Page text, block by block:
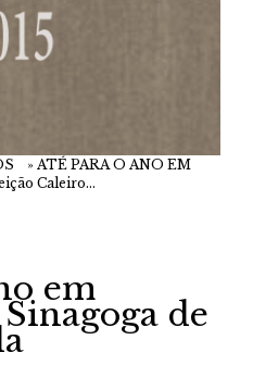
» ATÉ PARA O ANO EM
Caleiro…
em
de